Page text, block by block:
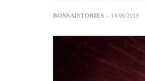
BONSAISTORIES 14/06/2019